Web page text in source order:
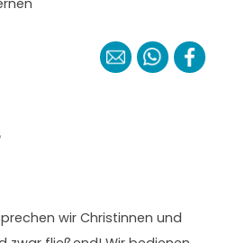
wir Christinnen und